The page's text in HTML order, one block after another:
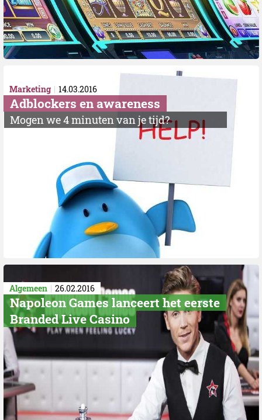
Marketing 14.03.2016
Adblockers en awareness
Mogen we 4 minuten van je tijd?
Algemeen 26.02.2016
Napoleon Games lanceert het eerste
Branded Live Casino